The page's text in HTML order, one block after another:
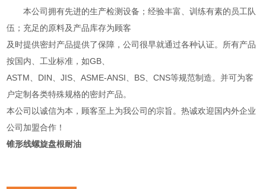
本公司拥有先进的生产检测设备；经验丰富、训练有素的员工队
伍；充足的原料及产品库存为顾客
及时提供密封产品提供了保障，公司很早就通过各种认证。所有产品
按国内、工业标准，如GB、
ASTM、DIN、JIS、ASME-ANSI、BS、CNS等规范制造。并可为客
户定制各类特殊规格的密封产品。
本公司以诚信为本，顾客至上为我公司的宗旨。热诚欢迎国内外企业
公司加盟合作！
锥形线螺旋盘根耐油